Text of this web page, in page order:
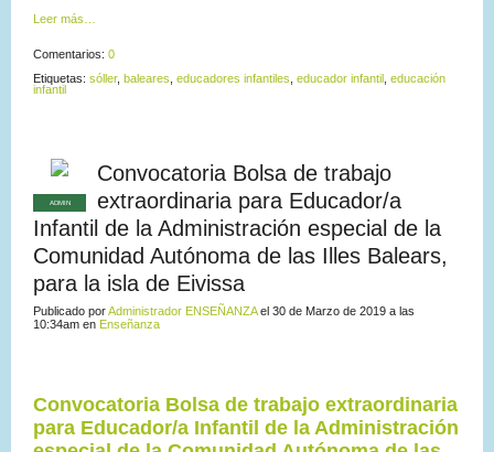
Leer más…
Comentarios: 0
Etiquetas: sóller, baleares educadores infantiles educador infantil educación
infantil
ADMIN
Convocatoria Bolsa de trabajo
extraordinaria para Educador/a
Infantil de la Administración especial de la
Comunidad Autónoma de las Illes Balears,
para la isla de Eivissa
Publicado porAdministrador ENSEÑANZAel 30 de Marzo de 2019 a las
10:34am en Enseñanza
Convocatoria Bolsa de trabajo extraordinaria
para Educador/a Infantil de la Administración